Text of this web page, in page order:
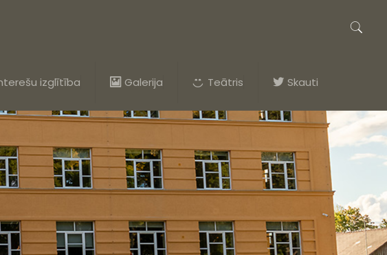
izglītība Galerija Teātris Skauti